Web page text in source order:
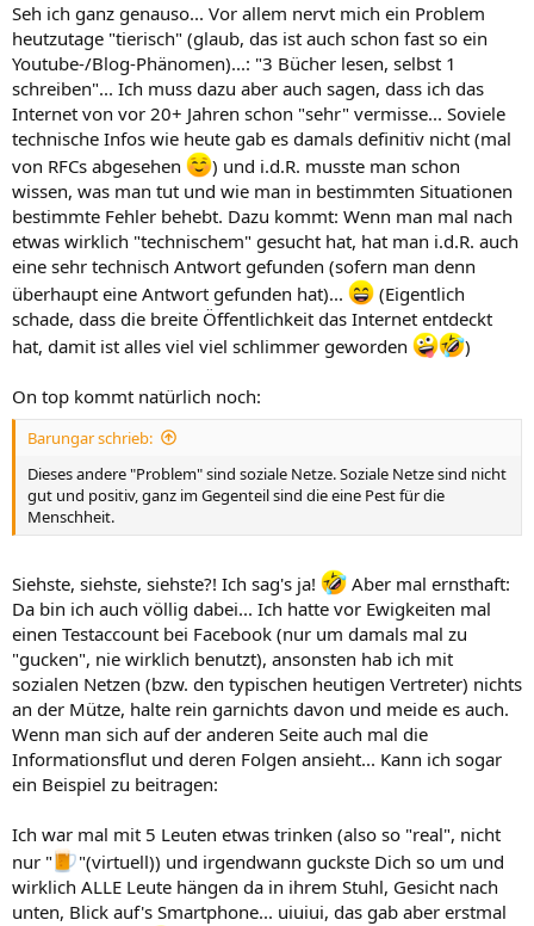
Seh ich ganz genauso... Vor allem nervt mich ein Problem
heutzutage "tierisch" (glaub, das ist auch schon fast so ein
Youtube-/Blog-Phänomen)...: "3 Bücher lesen, selbst 1
schreiben"... Ich muss dazu aber auch sagen, dass ich das
Internet von vor 20+ Jahren schon "sehr" vermisse... Soviele
technische Infos wie heute gab es damals definitiv nicht (mal
von RFCs abgesehen
) und i.d.R. musste man schon
wissen, was man tut und wie man in bestimmten Situationen
bestimmte Fehler behebt. Dazu kommt: Wenn man mal nach
etwas wirklich "technischem" gesucht hat, hat man i.d.R. auch
eine sehr technisch Antwort gefunden (sofern man denn
überhaupt eine Antwort gefunden hat)...
(Eigentlich
schade, dass die breite Öffentlichkeit das Internet entdeckt
hat, damit ist alles viel viel schlimmer geworden
)
On top kommt natürlich noch:
Barungar schrieb:
Dieses andere "Problem" sind soziale Netze. Soziale Netze sind nicht
gut und positiv, ganz im Gegenteil sind die eine Pest für die
Menschheit.
Siehste, siehste, siehste?! Ich sag's ja!
Aber mal ernsthaft:
Da bin ich auch völlig dabei... Ich hatte vor Ewigkeiten mal
einen Testaccount bei Facebook (nur um damals mal zu
"gucken", nie wirklich benutzt), ansonsten hab ich mit
sozialen Netzen (bzw. den typischen heutigen Vertreter) nichts
an der Mütze, halte rein garnichts davon und meide es auch.
Wenn man sich auf der anderen Seite auch mal die
Informationsflut und deren Folgen ansieht... Kann ich sogar
ein Beispiel zu beitragen:
Ich war mal mit 5 Leuten etwas trinken (also so "real", nicht
nur "
"(virtuell)) und irgendwann guckste Dich so um und
wirklich ALLE Leute hängen da in ihrem Stuhl, Gesicht nach
unten, Blick auf's Smartphone... uiuiui, das gab aber erstmal